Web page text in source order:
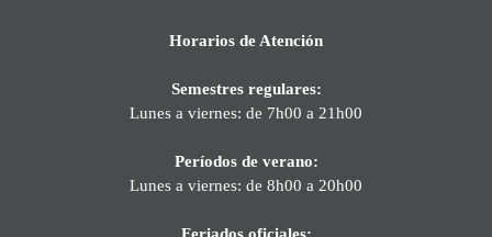
Horarios de Atención
Semestres regulares:
Lunes a viernes: de 7h00 a 21h00
Períodos de verano:
Lunes a viernes: de 8h00 a 20h00
Feriados oficiales: